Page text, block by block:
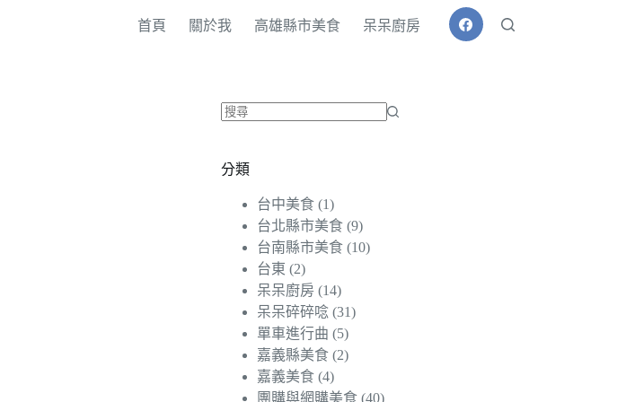
首頁 關於我 高雄縣市美食 呆呆廚房
到
分類
台中美食 (1)
台北縣市美食 (9)
台南縣市美食 (10)
台東 (2)
呆呆廚房 (14)
呆呆碎碎唸 (31)
單車進行曲 (5)
嘉義縣美食 (2)
嘉義美食 (4)
團購與網購美食 (40)